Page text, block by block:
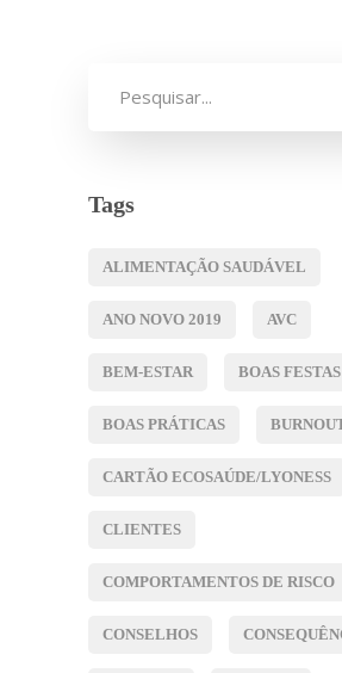
Tags
ALIMENTAÇÃO SAUDÁVEL
ANO NOVO 2019 AVC
BEM-ESTAR BOAS FESTAS
BOAS PRÁTICAS
CARTÃO ECOSAÚDE/LYONESS
CLIENTES
COMPORTAMENTOS DE RISCO
CONSELHOS